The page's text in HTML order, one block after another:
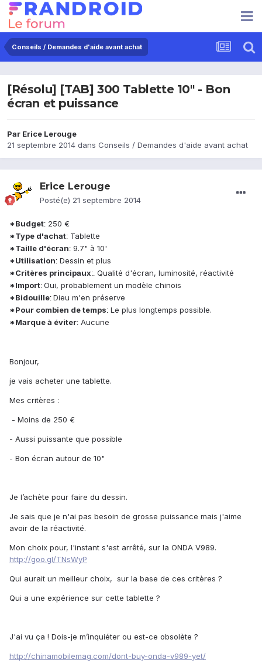
Conseils / Demandes d'aide avant achat
[Résolu] [TAB] 300 Tablette 10" - Bon
écran et puissance
Par Erice Lerouge
21 septembre 2014 dans Conseils / Demandes d'aide avant achat
Erice Lerouge
Posté(e) 21 septembre 2014
*Budget: 250 €
*Type d'achat: Tablette
*Taille d'écran: 9.7" à 10'
*Utilisation: Dessin et plus
*Critères principaux:. Qualité d'écran, luminosité, réactivité
*Import: Oui, probablement un modèle chinois
*Bidouille: Dieu m'en préserve
*Pour combien de temps: Le plus longtemps possible.
*Marque à éviter: Aucune
Bonjour,
je vais acheter une tablette.
Mes critères :
- Moins de 250 €
- Aussi puissante que possible
- Bon écran autour de 10"
Je l’achète pour faire du dessin.
Je sais que je n'ai pas besoin de grosse puissance mais j'aime
avoir de la réactivité.
Mon choix pour, l'instant s'est arrêté, sur la ONDA V989.
http://goo.gl/TNsWyP
Qui aurait un meilleur choix, sur la base de ces critères ?
Qui a une expérience sur cette tablette ?
J'ai vu ça ! Dois-je m’inquiéter ou est-ce obsolète ?
http://chinamobilemag.com/dont-buy-onda-v989-yet/